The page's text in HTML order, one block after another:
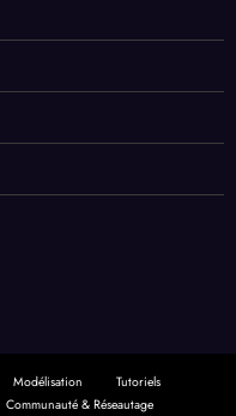
Modélisation
Tutoriels
Communauté & Réseautage